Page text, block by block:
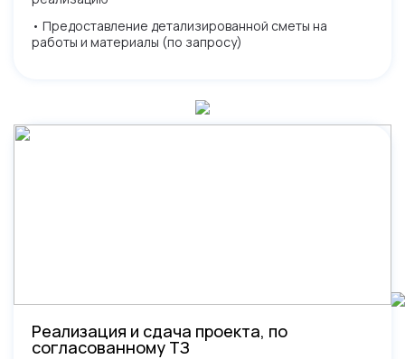
• Предоставление детализированной сметы на
работы и материалы (по запросу)
Реализация и сдача проекта, по
согласованному ТЗ